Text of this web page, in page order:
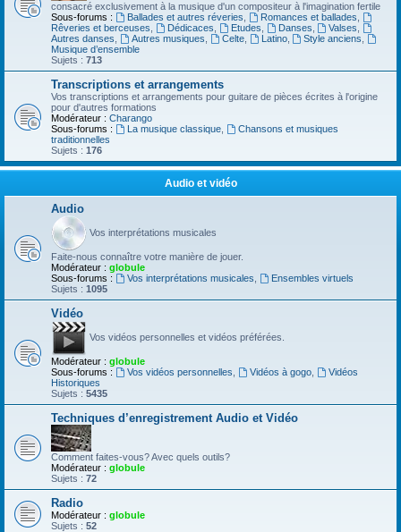
consacré exclusivement à la musique d'un compositeur à l'imagination fertile
Sous-forums :
Ballades et autres réveries Romances et ballades
Rêveries et berceuses
Dédicaces Etudes Danses Valses
Autres danses
Autres musiques Celte, Latino, Style anciens
Musique d’ensemble
Sujets : 713
Transcriptions et arrangements
Vos transcriptions et arrangements pour guitare de pièces écrites à l'origine
pour d'autres formations
Modérateur : Charango
Sous-forums :
La musique classique,
Chansons et musiques
traditionnelles
Sujets : 176
Audio et vidéo
Audio
Vos interprétations musicales
Faite-nous connaître votre manière de jouer.
Modérateur : globule
Sous-forums :
Vos interprétations musicales
Ensembles virtuels
Sujets : 1095
Vidéo
Vos vidéos personnelles et vidéos préférées.
Modérateur : globule
Sous-forums :
Vos vidéos personnelles Vidéos à gogo,
Vidéos
Historiques
Sujets : 5435
Techniques d’enregistrement Audio et Vidéo
Comment faites-vous? Avec quels outils?
Modérateur : globule
Sujets : 72
Radio
Modérateur : globule
Sujets : 52